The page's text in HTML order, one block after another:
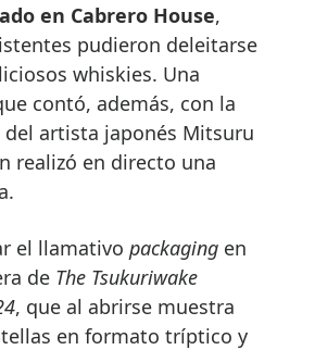
en Cabrero House,
pudieron deleitarse
whiskies. Una
contó, además, con la
artista japonés Mitsuru
realizó en directo una
el llamativo packaging en
de The Tsukuriwake
, que al abrirse muestra
en formato tríptico y